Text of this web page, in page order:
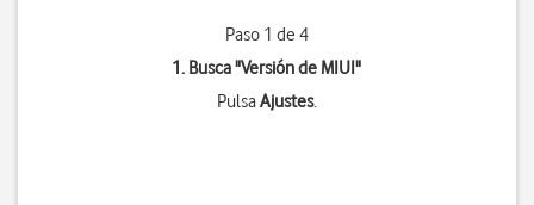
Paso 1 de 4
1. Busca "Versión de MIUI"
PulsaAjustes.